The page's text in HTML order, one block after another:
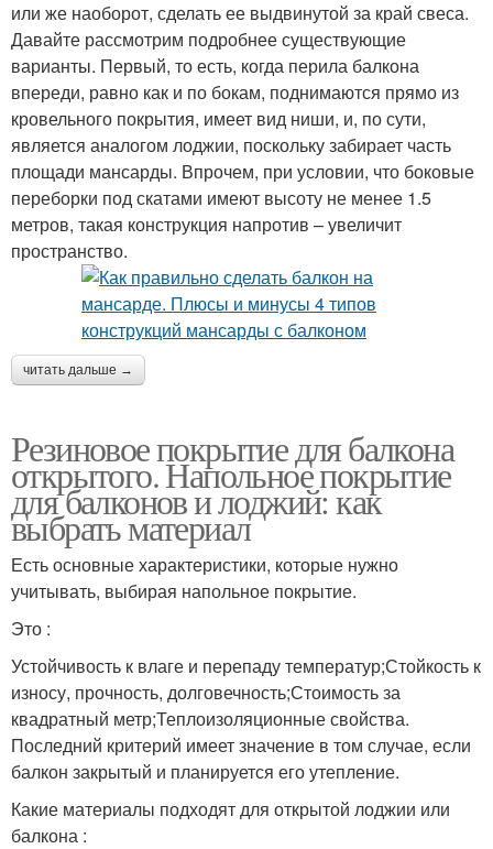
или же наоборот, сделать ее выдвинутой за край свеса.
Давайте рассмотрим подробнее существующие
варианты. Первый, то есть, когда перила балкона
впереди, равно как и по бокам, поднимаются прямо из
кровельного покрытия, имеет вид ниши, и, по сути,
является аналогом лоджии, поскольку забирает часть
площади мансарды. Впрочем, при условии, что боковые
переборки под скатами имеют высоту не менее 1.5
метров, такая конструкция напротив – увеличит
пространство.
читать дальше →
Резиновое покрытие для балкона
открытого. Напольное покрытие
для балконов и лоджий: как
выбрать материал
Есть основные характеристики, которые нужно
учитывать, выбирая напольное покрытие.
Это :
Устойчивость к влаге и перепаду температур;Стойкость к
износу, прочность, долговечность;Стоимость за
квадратный метр;Теплоизоляционные свойства.
Последний критерий имеет значение в том случае, если
балкон закрытый и планируется его утепление.
Какие материалы подходят для открытой лоджии или
балкона :